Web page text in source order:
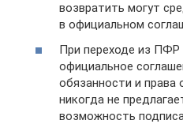
возвратить могут
в официальном
При переходе из
официальное
обязанности и
никогда не
возможность